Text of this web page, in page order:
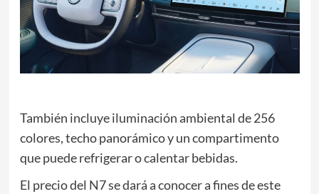
También incluye iluminación ambiental de 256
colores, techo panorámico y un compartimento
que puede refrigerar o calentar bebidas.
El precio del N7 se dará a conocer a fines de este